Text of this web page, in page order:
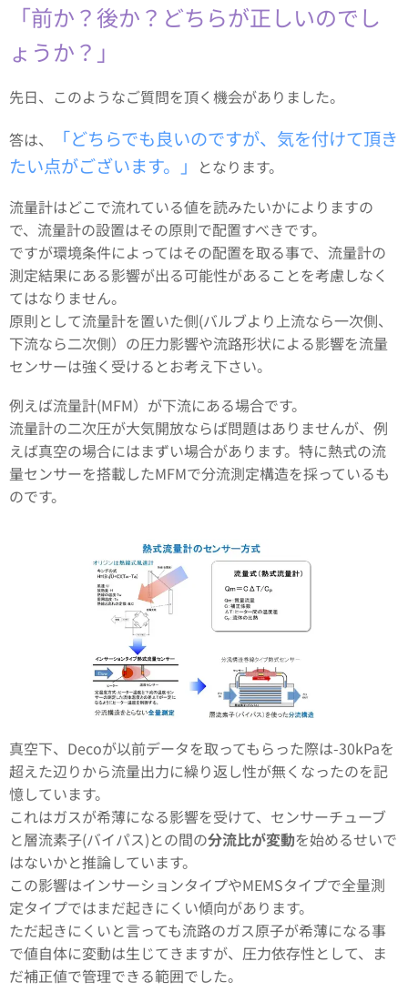
「前か？後か？どちらが正しいのでし
ょうか？」
先日、このようなご質問を頂く機会がありました。
答は、
「どちらでも良いのですが、気を付けて頂き
たい点がございます。」
となります。
流量計はどこで流れている値を読みたいかによりますの
で、流量計の設置はその原則で配置すべきです。
ですが環境条件によってはその配置を取る事で、流量計の
測定結果にある影響が出る可能性があることを考慮しなく
てはなりません。
原則として流量計を置いた側(バルブより上流なら一次側、
下流なら二次側）の圧力影響や流路形状による影響を流量
センサーは強く受けるとお考え下さい。
例えば流量計(MFM）が下流にある場合です。
流量計の二次圧が大気開放ならば問題はありませんが、例
えば真空の場合にはまずい場合があります。特に熱式の流
量センサーを搭載したMFMで分流測定構造を採っているも
のです。
真空下、Decoが以前データを取ってもらった際は-30kPaを
超えた辺りから流量出力に繰り返し性が無くなったのを記
憶しています。
これはガスが希薄になる影響を受けて、センサーチューブ
と層流素子(バイパス)との間の分流比が変動を始めるせいで
はないかと推論しています。
この影響はインサーションタイプやMEMSタイプで全量測
定タイプではまだ起きにくい傾向があります。
ただ起きにくいと言っても流路のガス原子が希薄になる事
で値自体に変動は生じてきますが、圧力依存性として、ま
だ補正値で管理できる範囲でした。